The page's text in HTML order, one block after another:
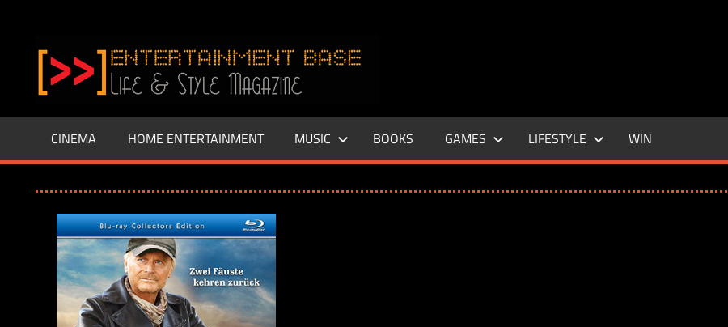
springen
–
LIFE
Base.de
CINEMA HOME ENTERTAINMENT MUSIC BOOKS GAMES LIFESTYLE WIN